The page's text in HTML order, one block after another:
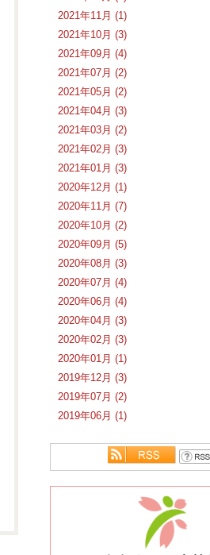
2021年11月 (1)
2021年10月 (3)
2021年09月 (4)
2021年07月 (2)
2021年05月 (2)
2021年04月 (3)
2021年03月 (2)
2021年02月 (3)
2021年01月 (3)
2020年12月 (1)
2020年11月 (7)
2020年10月 (2)
2020年09月 (5)
2020年08月 (3)
2020年07月 (4)
2020年06月 (4)
2020年04月 (3)
2020年02月 (3)
2020年01月 (1)
2019年12月 (3)
2019年07月 (2)
2019年06月 (1)